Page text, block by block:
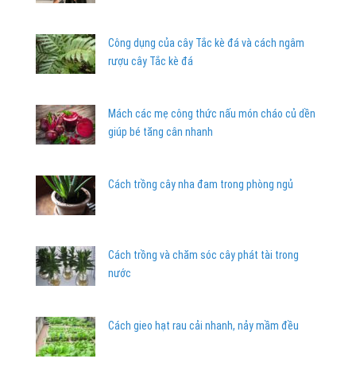
Công dụng của cây Tắc kè đá và cách ngâm
rượu cây Tắc kè đá
Mách các mẹ công thức nấu món cháo củ dền
giúp bé tăng cân nhanh
Cách trồng cây nha đam trong phòng ngủ
Cách trồng và chăm sóc cây phát tài trong
nước
Cách gieo hạt rau cải nhanh, nảy mầm đều